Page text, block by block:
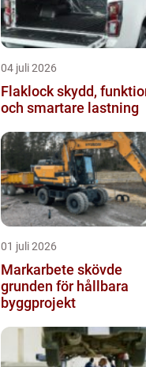
04 juli 2026
Flaklock skydd, funktion
och smartare lastning
01 juli 2026
Markarbete skövde
grunden för hållbara
byggprojekt